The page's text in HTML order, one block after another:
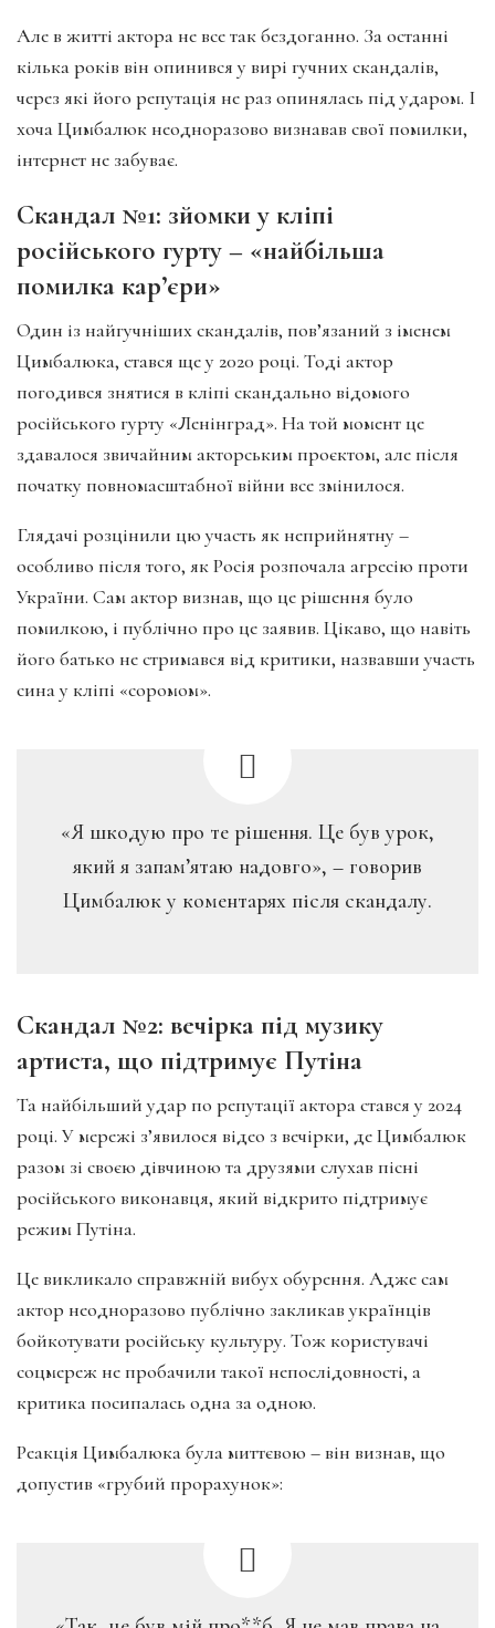
Але в житті актора не все так бездоганно. За останні
кілька років він опинився у вирі гучних скандалів,
через які його репутація не раз опинялась під ударом. І
хоча Цимбалюк неодноразово визнавав свої помилки,
інтернет не забуває.
Скандал №1: зйомки у кліпі
російського гурту – «найбільша
помилка кар’єри»
Один із найгучніших скандалів, пов’язаний з іменем
Цимбалюка, стався ще у 2020 році. Тоді актор
погодився знятися в кліпі скандально відомого
російського гурту «Ленінград». На той момент це
здавалося звичайним акторським проєктом, але після
початку повномасштабної війни все змінилося.
Глядачі розцінили цю участь як неприйнятну –
особливо після того, як Росія розпочала агресію проти
України. Сам актор визнав, що це рішення було
помилкою, і публічно про це заявив. Цікаво, що навіть
його батько не стримався від критики, назвавши участь
сина у кліпі «соромом».
«Я шкодую про те рішення. Це був урок,
який я запам’ятаю надовго», – говорив
Цимбалюк у коментарях після скандалу.
Скандал №2: вечірка під музику
артиста, що підтримує Путіна
Та найбільший удар по репутації актора стався у 2024
році. У мережі з’явилося відео з вечірки, де Цимбалюк
разом зі своєю дівчиною та друзями слухав пісні
російського виконавця, який відкрито підтримує
режим Путіна.
Це викликало справжній вибух обурення. Адже сам
актор неодноразово публічно закликав українців
бойкотувати російську культуру. Тож користувачі
соцмереж не пробачили такої непослідовності, а
критика посипалась одна за одною.
Реакція Цимбалюка була миттєвою – він визнав, що
допустив «грубий прорахунок»: